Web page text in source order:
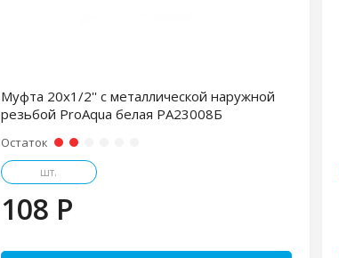
Муфта 20x1/2'' с металлической наружной
резьбой ProAqua белая PA23008Б
Остаток
шт.
108 P